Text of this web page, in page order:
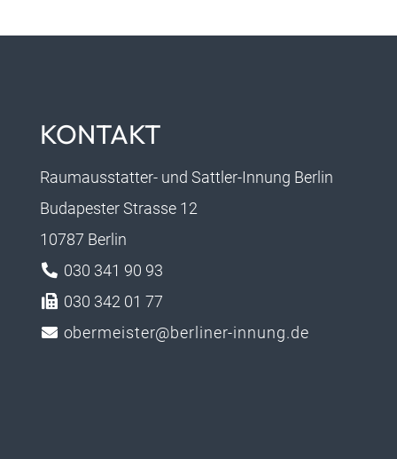
KONTAKT
Raumausstatter- und Sattler-Innung Berlin
Budapester Strasse 12
10787 Berlin
030 341 90 93
030 342 01 77
obermeister@berliner-innung.de